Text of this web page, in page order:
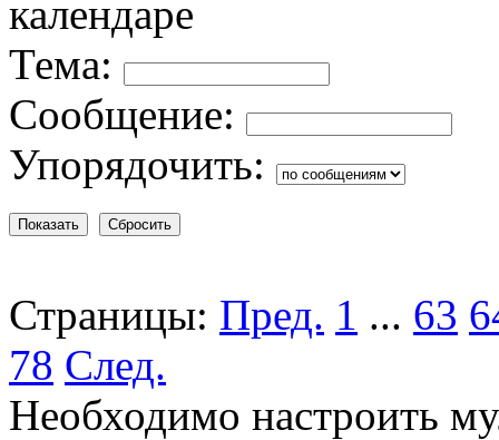
Тема:
Сообщение:
Упорядочить:
Страницы: Пред. 1 ... 63
78 След.
Необходимо настроить